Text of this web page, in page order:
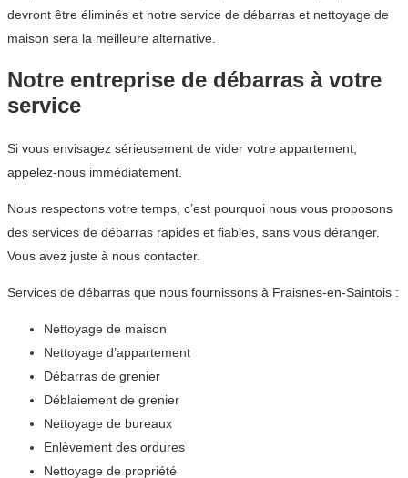
devront être éliminés et notre service de débarras et nettoyage de
maison sera la meilleure alternative.
Notre entreprise de débarras à votre
service
Si vous envisagez sérieusement de vider votre appartement,
appelez-nous immédiatement.
Nous respectons votre temps, c’est pourquoi nous vous proposons
des services de débarras rapides et fiables, sans vous déranger.
Vous avez juste à nous contacter.
Services de débarras que nous fournissons à Fraisnes-en-Saintois :
Nettoyage de maison
Nettoyage d’appartement
Débarras de grenier
Déblaiement de grenier
Nettoyage de bureaux
Enlèvement des ordures
Nettoyage de propriété